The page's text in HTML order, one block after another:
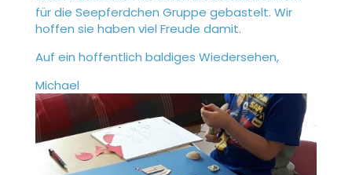
für die Seepferdchen Gruppe gebastelt. Wir
hoffen sie haben viel Freude damit.
Auf ein hoffentlich baldiges Wiedersehen,
Michael